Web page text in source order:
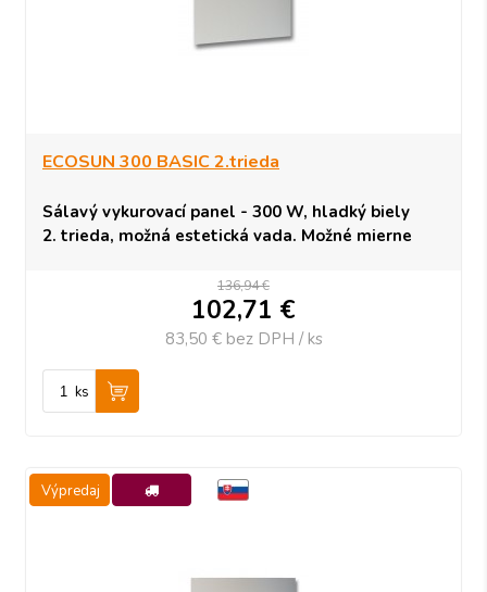
ECOSUN 300 BASIC 2.trieda
Sálavý vykurovací panel - 300 W, hladký biely
2. trieda, možná estetická vada. Možné mierne
Obmedzené množstvo - 2 kusy
136,94 €
102,71 €
83,50 € bez DPH / ks
ks
Výpredaj